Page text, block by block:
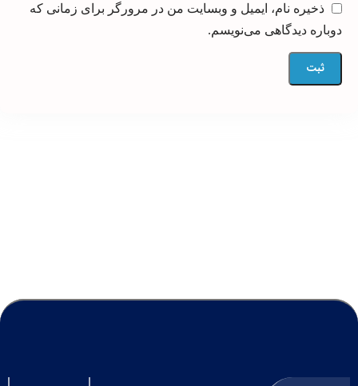
ذخیره نام، ایمیل و وبسایت من در مرورگر برای زمانی که
دوباره دیدگاهی می‌نویسم.